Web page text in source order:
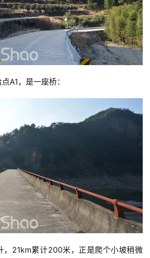
A1，是一座桥：
，21km累计200米，正是爬个小坡稍微